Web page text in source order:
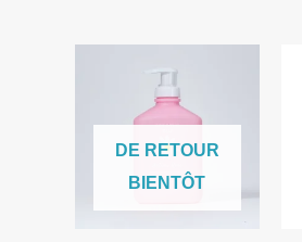
DE RETOUR
BIENTÔT